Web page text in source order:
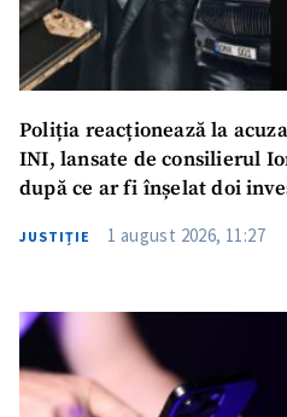
Poliția reacționează la
INI, lansate de consilierul
după ce ar fi înșelat doi
JUSTIȚIE 1 august 2026, 11:27